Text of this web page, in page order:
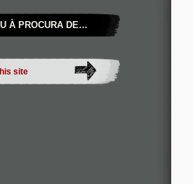
À PROCURA DE…